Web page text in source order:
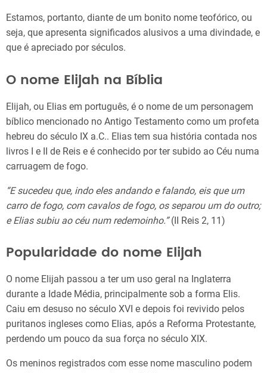
Estamos, portanto, diante de um bonito nome teofórico, ou
seja, que apresenta significados alusivos a uma divindade, e
que é apreciado por séculos.
O nome Elijah na Bíblia
Elijah, ou Elias em português, é o nome de um personagem
bíblico mencionado no Antigo Testamento como um profeta
hebreu do século IX a.C.. Elias tem sua história contada nos
livros I e II de Reis e é conhecido por ter subido ao Céu numa
carruagem de fogo.
“E sucedeu que, indo eles andando e falando, eis que um
carro de fogo, com cavalos de fogo, os separou um do outro;
e Elias subiu ao céu num redemoinho.”(II Reis 2, 11)
Popularidade do nome Elijah
O nome Elijah passou a ter um uso geral na Inglaterra
durante a Idade Média, principalmente sob a forma Elis.
Caiu em desuso no século XVI e depois foi revivido pelos
puritanos ingleses como Elias, após a Reforma Protestante,
perdendo um pouco da sua força no século XIX.
Os meninos registrados com esse nome masculino podem